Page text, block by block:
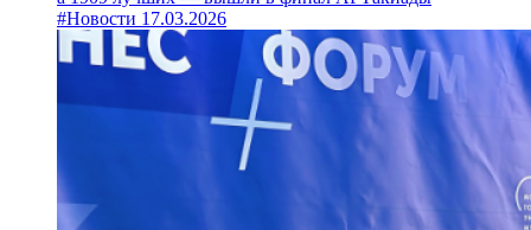
#Новости 17.03.2026